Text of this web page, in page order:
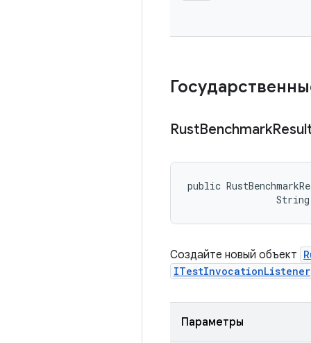
RustBenchmark
public
Создайте новый объект
ITestInvocationListener
Параметры